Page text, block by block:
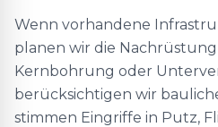
Wenn vorhandene
planen wir die
Kernbohrung oder
berücksichtigen wir
stimmen Eingriffe in Putz,